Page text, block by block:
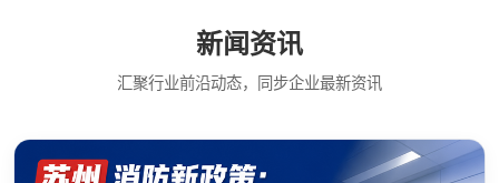
新闻资讯
汇聚行业前沿动态，同步企业最新资讯